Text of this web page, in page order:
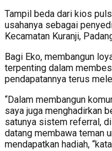
Tampil beda dari kios
usahanya sebagai
Kecamatan Kuranji,
Bagi Eko, membangun
terpenting dalam
pendapatannya terus
“Dalam membangun
saya juga menghadirkan
satunya sistem referral,
datang membawa teman
mendapatkan hadiah,